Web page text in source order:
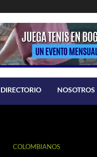
DIRECTORIO NOSOTROS
COLOMBIANOS